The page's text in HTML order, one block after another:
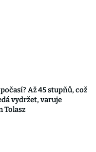
Až 45 stupňů, což
vydržet, varuje
Tolasz